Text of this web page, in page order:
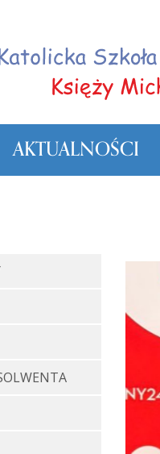
AKTUALNOŚCI